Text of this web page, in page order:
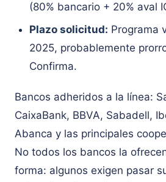
(80% bancario + 20% aval
Plazo solicitud: Programa
2025, probablemente
Confirma.
Bancos adheridos a la línea:
CaixaBank, BBVA, Sabadell,
Abanca y las principales
No todos los bancos la
forma: algunos exigen pasar